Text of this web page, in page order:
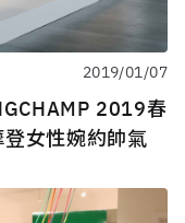
2019/01/07
2019春
女性婉約帥氣